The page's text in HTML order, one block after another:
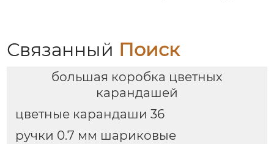
Связанный Поиск
большая коробка цветных
карандашей
цветные карандаши 36
ручки 0.7 мм шариковые